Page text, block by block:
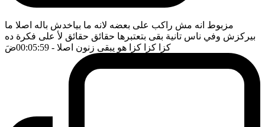
مزبوط انه مش راكب على بعضه لانه ما بياخدش باله اصلا ما
بيركزش وفي ناس تانية بقى بتعتبرها حقائق حقائق لأ على فكرة ده
كزا كزا كزا هو يبقى زنون اصلا - 00:05:59 ضَ